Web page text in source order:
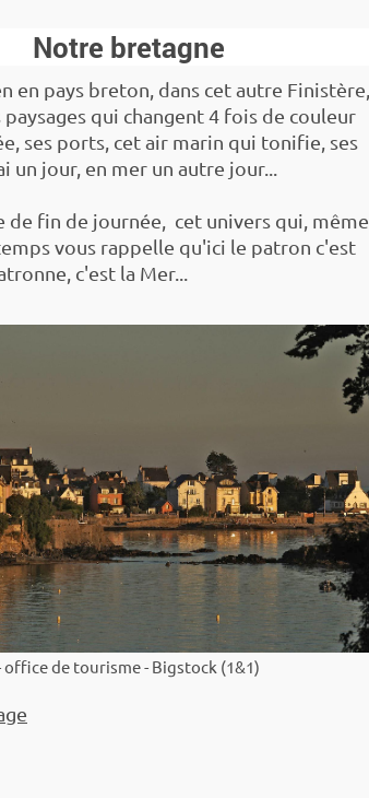
Notre bretagne
en pays breton, dans cet autre Finistère,
paysages qui changent 4 fois de couleur
ses ports, cet air marin qui tonifie, ses
un jour, en mer un autre jour...
de fin de journée, cet univers qui, même
vous rappelle qu'ici le patron c'est
c'est la Mer...
de tourisme - Bigstock (1&1)